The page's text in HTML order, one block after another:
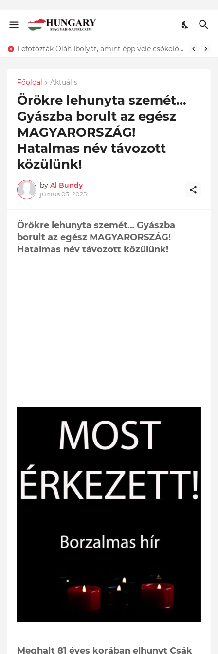
Lefotózták Oláh Ibolyát, amint épp vele csókolózik - EZT nem hiszed el, kinek a karjában kötött ki...ÍME
Főoldal Aktuális
Örökre lehunyta szemét…
Gyászba borult az egész
MAGYARORSZÁG!
Hatalmas név távozott
közülünk!
by Al Bundy
június 03, 2025
Örökre lehunyta szemét… Gyászba
borult az egész MAGYARORSZÁG!
Hatalmas név távozott közülünk!
Meghalt 81 éves korában elhunyt Csák